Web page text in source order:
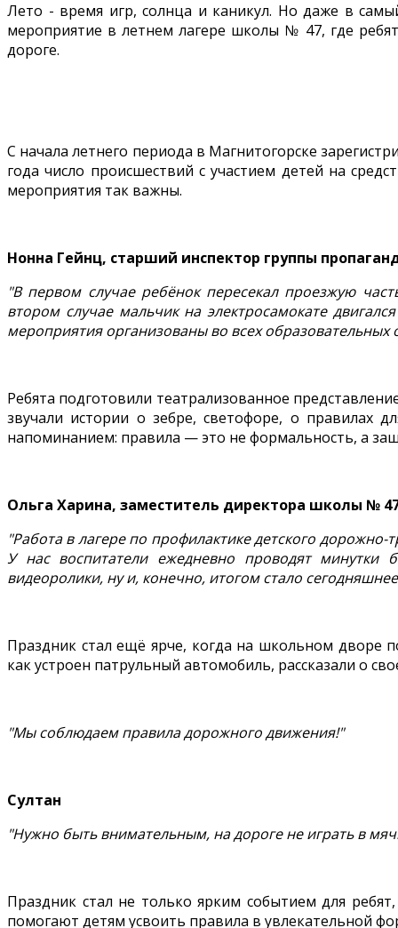
Лето - время игр, солнца и каникул. Но даже в
мероприятие в летнем лагере школы № 47, где
дороге.
С начала летнего периода в Магнитогорске
года число происшествий с участием детей на
мероприятия так важны.
Нонна Гейнц, старший инспектор группы
"В первом случае ребёнок пересекал проезжую
втором случае мальчик на электросамокате
мероприятия организованы во всех
Ребята подготовили театрализованное
звучали истории о зебре, светофоре, о правилах
напоминанием: правила — это не формальность, а
Ольга Харина, заместитель директора школы №
"Работа в лагере по профилактике детского
У нас воспитатели ежедневно проводят минутки
видеоролики, ну и, конечно, итогом стало
Праздник стал ещё ярче, когда на школьном дворе
как устроен патрульный автомобиль, рассказали о
"Мы соблюдаем правила дорожного движения!"
Султан
"Нужно быть внимательным, на дороге не играть в
Праздник стал не только ярким событием для
помогают детям усвоить правила в увлекательной